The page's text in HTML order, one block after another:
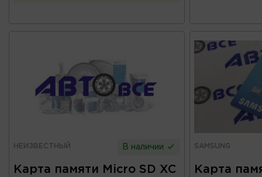
НЕИЗВЕСТНЫЙ В наличии
Карта памяти Micro SD XC
SAMSUNG
Карта